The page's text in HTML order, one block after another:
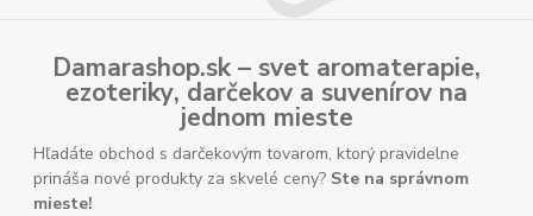
Damarashop.sk – svet aromaterapie,
ezoteriky, darčekov a suvenírov na
jednom mieste
Hľadáte obchod s darčekovým tovarom, ktorý pravidelne
prináša nové produkty za skvelé ceny? Ste na správnom
mieste!